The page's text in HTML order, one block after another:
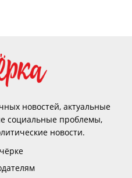
новостей, актуальные
социальные проблемы,
новости.